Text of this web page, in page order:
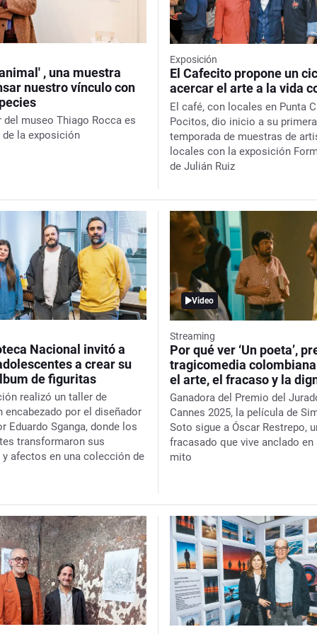
, una muestra
nuestro vínculo con
del museo Thiago Rocca es
de la exposición
Exposición
El Cafecito propone un
acercar el arte a la vida
El café, con locales en Punta
Pocitos, dio inicio a su primera
temporada de muestras de
locales con la exposición
de Julián Ruiz
Nacional invitó a
a crear su
de figuritas
realizó un taller de
encabezado por el diseñador
Eduardo Sganga, donde los
transformaron sus
y afectos en una colección de
Video
Streaming
Por qué ver ‘Un poeta’,
tragicomedia
el arte, el fracaso y la
Ganadora del Premio del
Cannes 2025, la película de
Soto sigue a Óscar Restrepo,
fracasado que vive anclado
mito